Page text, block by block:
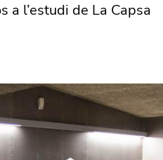
a l’estudi de La Capsa